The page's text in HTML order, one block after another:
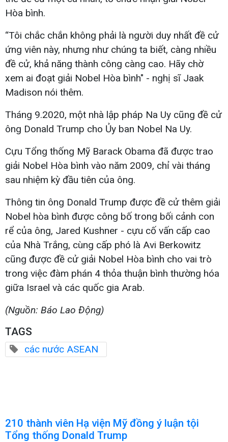
Hòa bình.
“Tôi chắc chắn không phải là người duy nhất đề cử
ứng viên này, nhưng như chúng ta biết, càng nhiều
đề cử, khả năng thành công càng cao. Hãy chờ
xem ai đoạt giải Nobel Hòa bình" - nghị sĩ Jaak
Madison nói thêm.
Tháng 9.2020, một nhà lập pháp Na Uy cũng đề cử
ông Donald Trump cho Ủy ban Nobel Na Uy.
Cựu Tổng thống Mỹ Barack Obama đã được trao
giải Nobel Hòa bình vào năm 2009, chỉ vài tháng
sau nhiệm kỳ đầu tiên của ông.
Thông tin ông Donald Trump được đề cử thêm giải
Nobel hòa bình được công bố trong bối cảnh con
rể của ông, Jared Kushner - cựu cố vấn cấp cao
của Nhà Trắng, cùng cấp phó là Avi Berkowitz
cũng được đề cử giải Nobel Hòa bình cho vai trò
trong việc đàm phán 4 thỏa thuận bình thường hóa
giữa Israel và các quốc gia Arab.
(Nguồn: Báo Lao Động)
TAGS
các nước ASEAN
210 thành viên Hạ viện Mỹ đồng ý luận tội
Tổng thống Donald Trump